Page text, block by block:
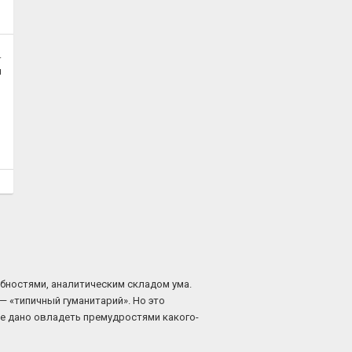
аналитическим складом ума.
гуманитарий». Но это
дано овладеть премудростями какого-